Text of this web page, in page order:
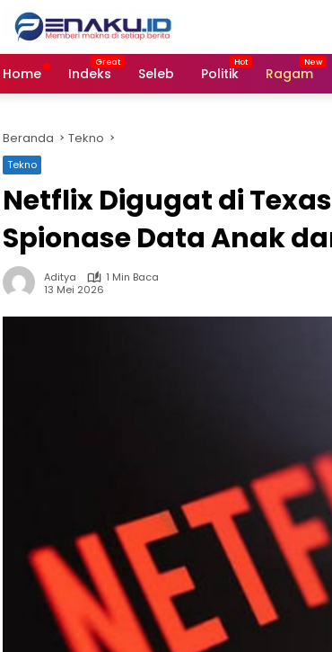
Home Indeks Seleb Politik Ragam
Beranda Tekno
Tekno
Netflix Digugat di
Spionase Data Anak
Aditya
1 Min Baca
13 Mei 2026